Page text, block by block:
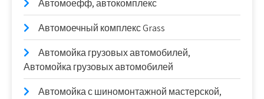
Автомоефф, автокомплекс
Автомоечный комплекс Grass
Автомойка грузовых автомобилей,
Автомойка грузовых автомобилей
Автомойка с шиномонтажной мастерской,